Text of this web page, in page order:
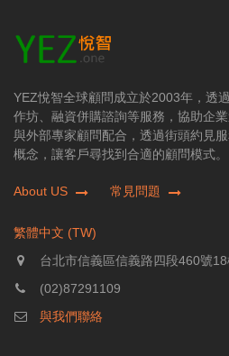
YEZ悅智全球顧問成立於2003年，透
作坊、融資併購諮詢等服務，協助企
與外部專家顧問配合，透過街頭約見
概念，讓客戶尋找到合適的顧問模式。
About US 常見問題
繁體中文 (TW)
台北市信義區信義路四段460號
(02)87291109
與我們聯絡